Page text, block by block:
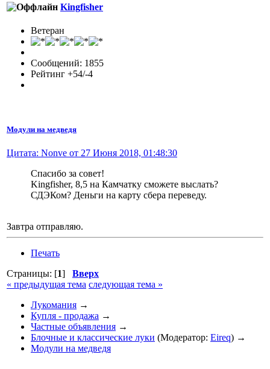
Kingfisher
Ветеран
Сообщений: 1855
Рейтинг +54/-4
Модули на медведя
Цитата: Nonve от 27 Июня 2018, 01:48:30
Спасибо за совет!
Kingfisher, 8,5 на Камчатку сможете выслать?
СДЭКом? Деньги на карту сбера переведу.
Завтра отправляю.
Печать
Страницы: [1] Вверх
« предыдущая тема следующая тема »
Лукомания →
Купля - продажа →
Частные объявления →
Блочные и классические луки (Модератор: Eireq) →
Модули на медведя